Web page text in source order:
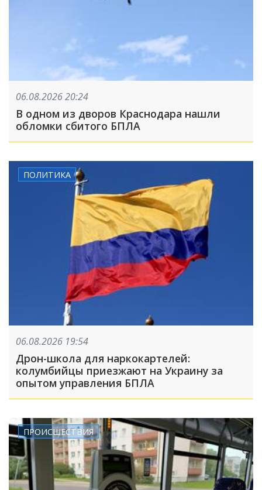
06.08.2026 20:24
В одном из дворов Краснодара нашли
обломки сбитого БПЛА
ПОЛИТИКА
06.08.2026 19:54
Дрон-школа для наркокартелей:
колумбийцы приезжают на Украину за
опытом управления БПЛА
ПРОИСШЕСТВИЯ